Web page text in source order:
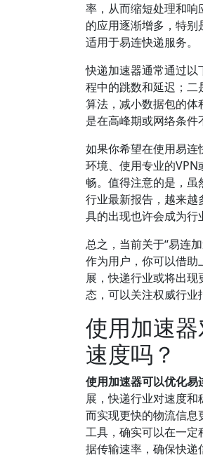
率，从而缩短处理和响
的应用逐渐增多，特
适用于易连快递服务。
快递加速器通常通过
程中的跳数和延迟；
算法，减小数据包的
是在高峰期或网络条件
如果你希望在使用易
环境、使用专业的
畅。值得注意的是，虽
行业最新报告，越来越
具的出现也许会成为行
总之，当前关于“易连
作为用户，你可以借
展，快递行业或将出
态，可以关注权威行业
使用加速
速度吗？
使用加速器可以优化易
展，快递行业对速度
而实现更快的物流信
工具，确实可以在一
据传输速率，确保快递